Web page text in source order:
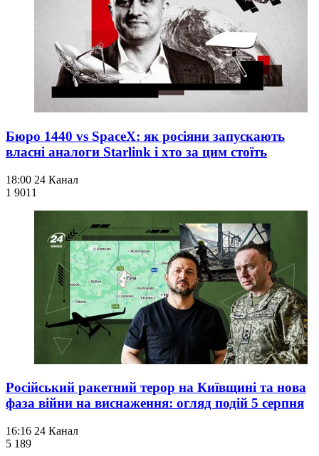
Бюро 1440 vs SpaceX: як росіяни запускають
власні аналоги Starlink і хто за цим стоїть
18:00 24 Канал
1 901 1
Російський ракетний терор на Київщині та нова
фаза війни на виснаження: огляд подій 5 серпня
16:16 24 Канал
5 189